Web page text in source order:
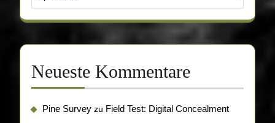
Neueste Kommentare
Pine Survey zu Field Test: Digital Concealment